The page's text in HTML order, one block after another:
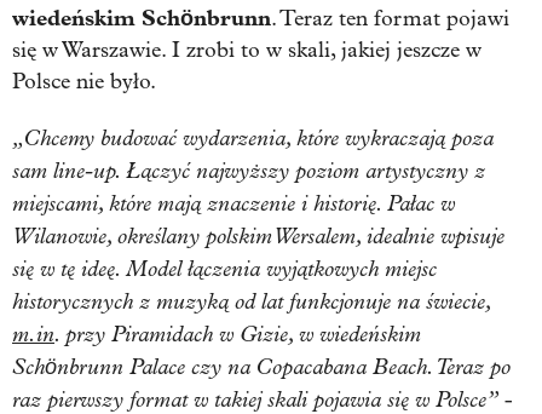
wiedeńskim Schönbrunn. Teraz ten format pojawi
się w Warszawie. I zrobi to w skali, jakiej jeszcze w
Polsce nie było.
„Chcemy budować wydarzenia, które wykraczają poza
sam line-up. Łączyć najwyższy poziom artystyczny z
miejscami, które mają znaczenie i historię. Pałac w
Wilanowie, określany polskim Wersalem, idealnie wpisuje
się w tę ideę. Model łączenia wyjątkowych miejsc
historycznych z muzyką od lat funkcjonuje na świecie,
m.in. przy Piramidach w Gizie, w wiedeńskim
Schönbrunn Palace czy na Copacabana Beach. Teraz po
raz pierwszy format w takiej skali pojawia się w Polsce” -